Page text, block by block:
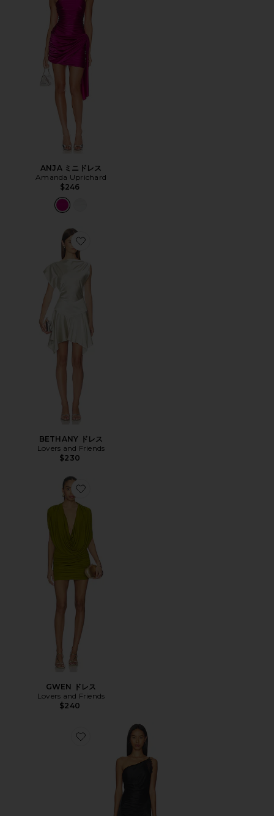
ANJA ミニドレス
Amanda Uprichard
$246
Favorite BETHANY ドレス
BETHANY ドレス
Lovers and Friends
$230
Favorite GWEN ドレス
GWEN ドレス
Lovers and Friends
$240
Favorite RAYNER ドレス